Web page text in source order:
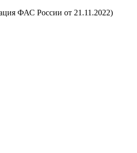
ФАС России от 21.11.2022)